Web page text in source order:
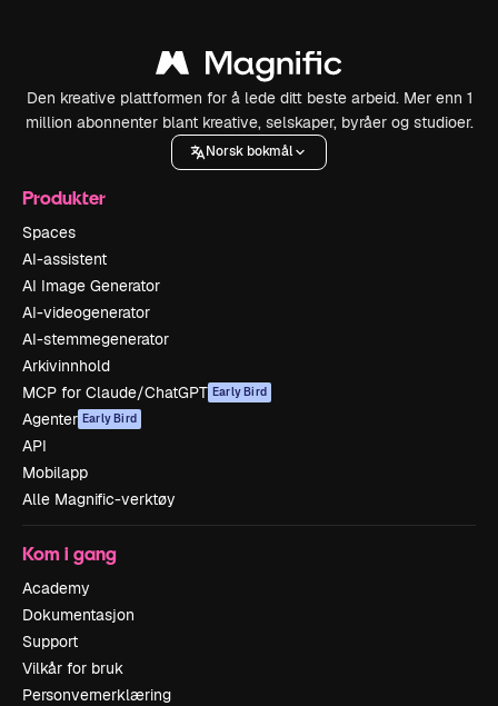
Den kreative plattformen for å lede ditt beste arbeid. Mer enn 1
million abonnenter blant kreative, selskaper, byråer og studioer.
Norsk bokmål
Produkter
Spaces
AI-assistent
AI Image Generator
AI-videogenerator
AI-stemmegenerator
Arkivinnhold
MCP for Claude/ChatGPT Early Bird
Agenter Early Bird
API
Mobilapp
Alle Magnific-verktøy
Kom i gang
Academy
Dokumentasjon
Support
Vilkår for bruk
Personvernerklæring